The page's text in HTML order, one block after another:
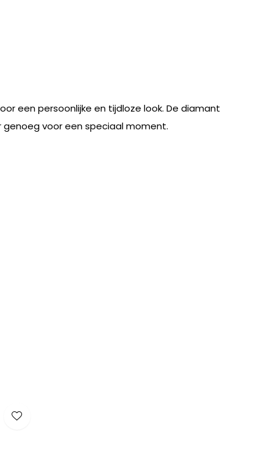
een persoonlijke en tijdloze look. De diamant
genoeg voor een speciaal moment.